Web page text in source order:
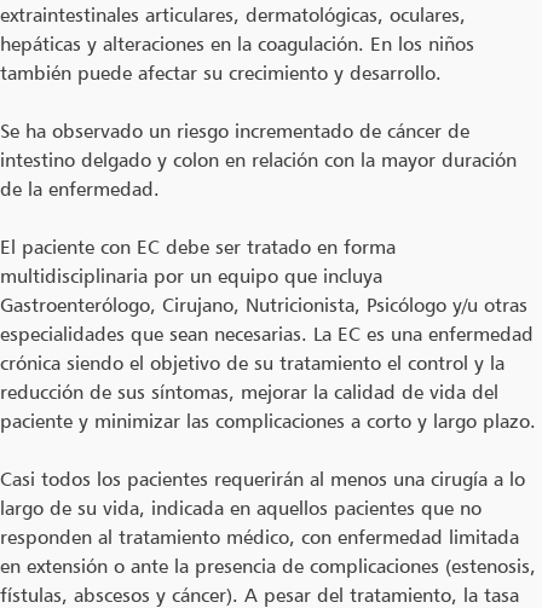
extraintestinales articulares, dermatológicas, oculares,
hepáticas y alteraciones en la coagulación. En los niños
también puede afectar su crecimiento y desarrollo.
Se ha observado un riesgo incrementado de cáncer de
intestino delgado y colon en relación con la mayor duración
de la enfermedad.
El paciente con EC debe ser tratado en forma
multidisciplinaria por un equipo que incluya
Gastroenterólogo, Cirujano, Nutricionista, Psicólogo y/u otras
especialidades que sean necesarias. La EC es una enfermedad
crónica siendo el objetivo de su tratamiento el control y la
reducción de sus síntomas, mejorar la calidad de vida del
paciente y minimizar las complicaciones a corto y largo plazo.
Casi todos los pacientes requerirán al menos una cirugía a lo
largo de su vida, indicada en aquellos pacientes que no
responden al tratamiento médico, con enfermedad limitada
en extensión o ante la presencia de complicaciones (estenosis,
fístulas, abscesos y cáncer). A pesar del tratamiento, la tasa